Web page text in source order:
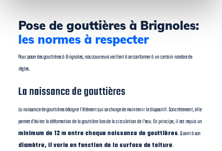
Pose de gouttières à Brignoles:
les normes à respecter
Pour poser des gouttières à Brignoles, nos couvreurs veillent à se conformer à un certain nombre de
règles.
La naissance de gouttières
La naissance de gouttières désigne l’élément qui se charge de maintenir le dispositif. Concrètement, elle
permet d’éviter la déformation de la gouttière lors de la circulation de l’eau. En principe, il est requis un
minimum de 12 m entre chaque naissance de gouttières. Quant à son
diamètre, il varie en fonction de la surface de toiture.